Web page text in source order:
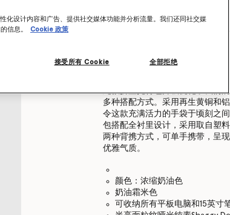
商品 234387W93559300U
此款折叠托特包升级优化了我们
多种搭配方式。采用再生黄铜和
令这款充满活力的手袋于顷刻之
包搭配全衬里设计，采用取自塑
两种背携方式，可单手携带，呈
优雅气质。
颜色：浓缩奶油色
奶油霜米色
可收纳所有平板电脑和15英寸
化设计内容和广告、提供社交媒体功能并分析流量。我们还同社交媒
信息。
Cookie 政策
全部拒绝
接受所有 Cookie